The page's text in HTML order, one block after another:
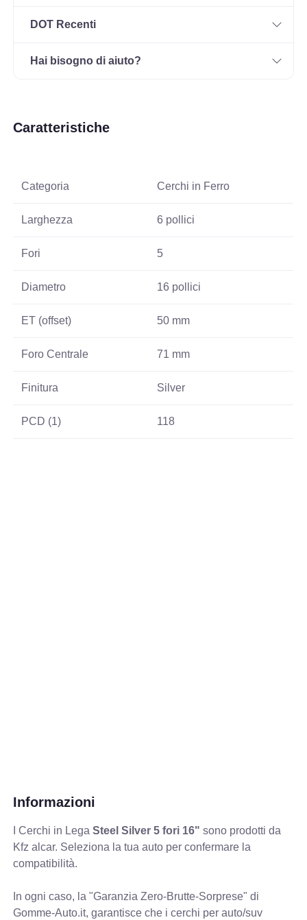
DOT Recenti
Hai bisogno di aiuto?
Caratteristiche
Categoria Cerchi in Ferro
Larghezza 6 pollici
Fori 5
Diametro 16 pollici
ET (offset) 50 mm
Foro Centrale 71 mm
Finitura Silver
PCD (1) 118
Informazioni
I Cerchi in LegaSteel Silver 5 fori 16" sono prodotti da
Kfz alcar. Seleziona la tua auto per confermare la
compatibilità.
In ogni caso, la "Garanzia Zero-Brutte-Sorprese" di
Gomme-Auto.it, garantisce che i cerchi per auto/suv